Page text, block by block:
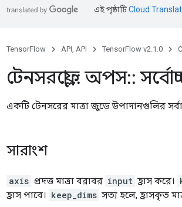
এই পৃষ্ঠাটিCloud
TensorFlow API, API TensorFlow v2.1.0
টেনসরফ্লো:: অপস::
একটি টেনসরের মাত্রা জুড়ে উপাদানগুলির
সারাংশ
axis প্রদত্ত মাত্রা বরাবর input হ্রাস করে।
হ্রাস পাবে। keep_dims সত্য হলে, হ্রাসকৃত